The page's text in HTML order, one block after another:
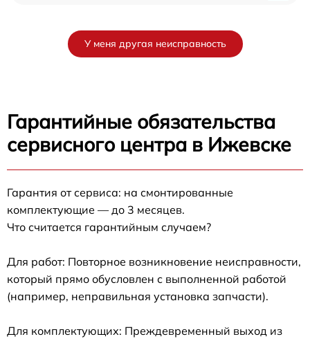
У меня другая неисправность
Гарантийные обязательства
сервисного центра в Ижевске
Гарантия от сервиса: на смонтированные
комплектующие — до 3 месяцев.
Что считается гарантийным случаем?
Для работ: Повторное возникновение неисправности,
который прямо обусловлен с выполненной работой
(например, неправильная установка запчасти).
Для комплектующих: Преждевременный выход из